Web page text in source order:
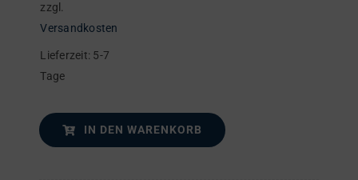
zzgl.
Versandkosten
Lieferzeit: 5-7
Tage
IN DEN WARENKORB